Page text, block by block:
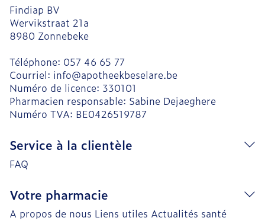
Findiap BV
Wervikstraat 21a
8980 Zonnebeke
Téléphone: 057 46 65 77
Courriel: info@apotheekbeselare.be
Numéro de licence: 330101
Pharmacien responsable: Sabine Dejaeghere
Numéro TVA: BE0426519787
Service à la clientèle
FAQ
Votre pharmacie
A propos de nous Liens utiles Actualités santé